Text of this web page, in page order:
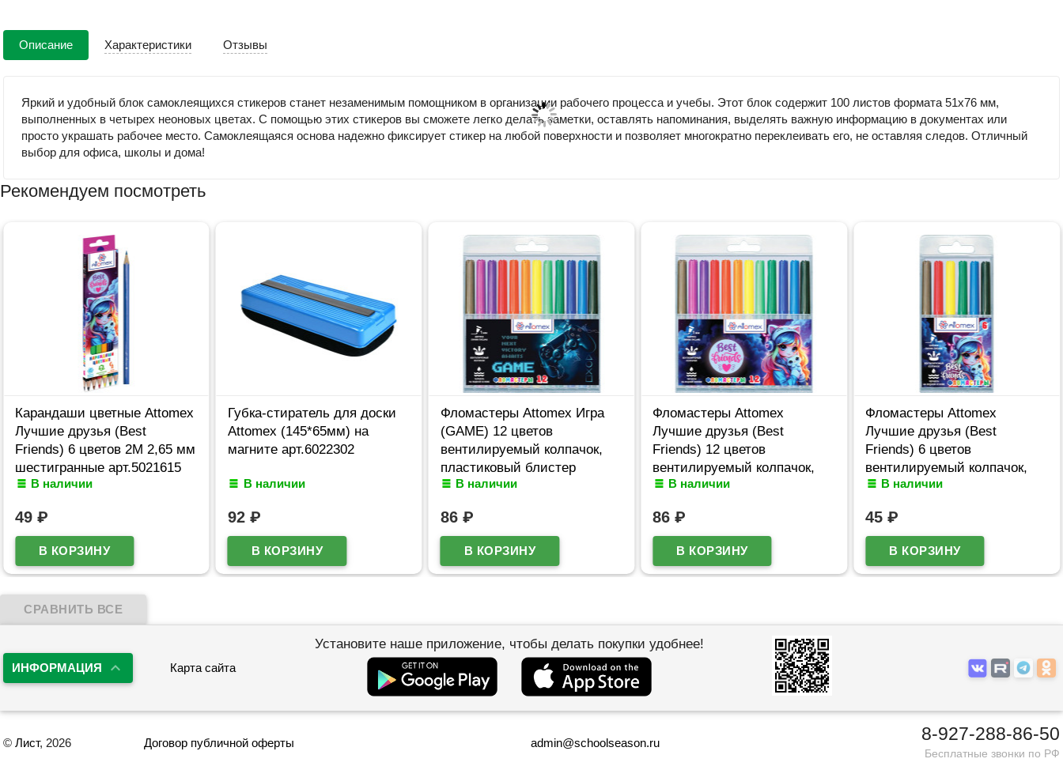
Описание Характеристики Отзывы
Яркий и удобный блок самоклеящихся стикеров станет незаменимым помощником в организации рабочего процесса и учебы. Этот блок содержит 100 листов формата 51х76 мм,
выполненных в четырех неоновых цветах. С помощью этих стикеров вы сможете легко делать заметки, оставлять напоминания, выделять важную информацию в документах или
просто украшать рабочее место. Самоклеящаяся основа надежно фиксирует стикер на любой поверхности и позволяет многократно переклеивать его, не оставляя следов. Отличный
выбор для офиса, школы и дома!
Рекомендуем посмотреть
Карандаши цветные Attomex
Лучшие друзья (Best
Friends) 6 цветов 2М 2,65 мм
шестигранные арт.5021615
В наличии
49 ₽
Губка-стиратель для доски
Attomex (145*65мм) на
магните арт.6022302
В наличии
92 ₽
Фломастеры Attomex Игра
(GAME) 12 цветов
вентилируемый колпачок,
пластиковый блистер
арт.5081619
В наличии
86 ₽
Фломастеры Attomex
Лучшие друзья (Best
Friends) 12 цветов
вентилируемый колпачок,
пластиковый блистер
В наличии
86₽
Фломастеры Attomex
Лучшие друзья (Best
Friends) 6 цветов
вентилируемый колпачок,
пластиковый блистер
В наличии
45₽
ИНФОРМАЦИЯ Карта сайта
Установите наше приложение, чтобы делать покупки удобнее!
© Лист, 2026 Договор публичной оферты admin@schoolseason.ru 8-927-288-86-50
Бесплатные звонки по РФ